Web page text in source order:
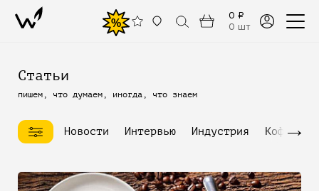
%
0 ₽
0 шт
Статьи
пишем, что думаем, иногда, что знаем
Новости Интервью Индустрия →